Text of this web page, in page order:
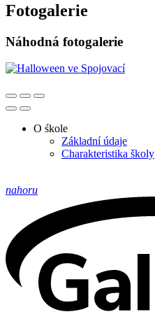
Fotogalerie
Náhodná fotogalerie
O śkole
Základní údaje
Charakteristika školy
nahoru